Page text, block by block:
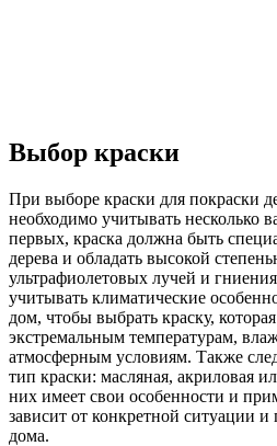
Выбор краски
При выборе краски для покраски
необходимо учитывать несколько
первых, краска должна быть
дерева и обладать высокой
ультрафиолетовых лучей и
учитывать климатические
дом, чтобы выбрать краску,
экстремальным температурам,
атмосферным условиям. Также
тип краски: масляная, акриловая
них имеет свои особенности и
зависит от конкретной ситуации и
дома.